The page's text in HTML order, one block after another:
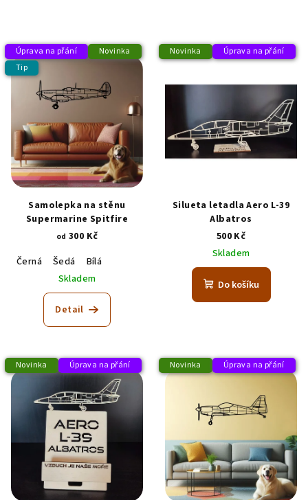
Úprava na přání
Novinka
Tip
Samolepka na stěnu
Supermarine Spitfire
od 300 Kč
Černá
Šedá
Bílá
Skladem
Detail
Novinka Úprava na přání
Silueta letadla Aero L-39
Albatros
500 Kč
Skladem
Do košíku
Novinka Úprava na přání Novinka Úprava na přání